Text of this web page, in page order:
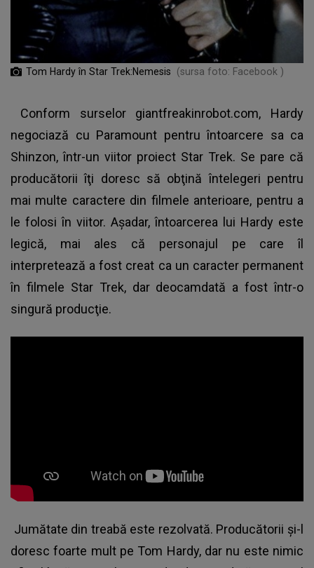
Tom Hardy în Star Trek:Nemesis (sursa foto: Facebook )
Conform surselor giantfreakinrobot.com, Hardy
negociază cu Paramount pentru întoarcere sa ca
Shinzon, într-un viitor proiect Star Trek. Se pare că
producătorii îţi doresc să obţină întelegeri pentru
mai multe caractere din filmele anterioare, pentru a
le folosi în viitor. Aşadar, întoarcerea lui Hardy este
legică, mai ales că personajul pe care îl
interpretează a fost creat ca un caracter permanent
în filmele Star Trek, dar deocamdată a fost într-o
singură producţie.
Jumătate din treabă este rezolvată. Producătorii şi-l
doresc foarte mult pe Tom Hardy, dar nu este nimic